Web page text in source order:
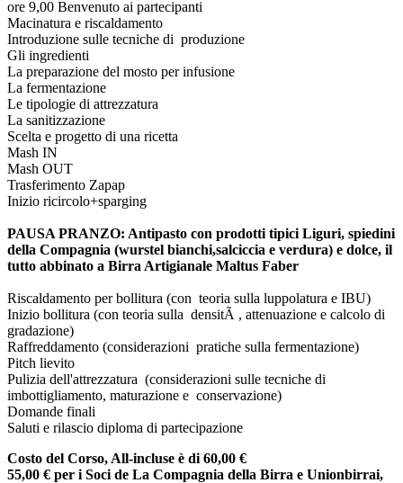
ore 9,00 Benvenuto ai partecipanti
Macinatura e riscaldamento
Introduzione sulle tecniche di produzione
Gli ingredienti
La preparazione del mosto per infusione
La fermentazione
Le tipologie di attrezzatura
La sanitizzazione
Scelta e progetto di una ricetta
Mash IN
Mash OUT
Trasferimento Zapap
Inizio ricircolo+sparging
PAUSA PRANZO: Antipasto con prodotti tipici Liguri, spiedini
della Compagnia (wurstel bianchi,salciccia e verdura) e dolce, il
tutto abbinato a Birra Artigianale Maltus Faber
Riscaldamento per bollitura (con teoria sulla luppolatura e IBU)
Inizio bollitura (con teoria sulla densitÃ , attenuazione e calcolo di
gradazione)
Raffreddamento (considerazioni pratiche sulla fermentazione)
Pitch lievito
Pulizia dell'attrezzatura (considerazioni sulle tecniche di
imbottigliamento, maturazione e conservazione)
Domande finali
Saluti e rilascio diploma di partecipazione
Costo del Corso, All-incluse è di 60,00 €
55,00 € per i Soci de La Compagnia della Birra e Unionbirrai,